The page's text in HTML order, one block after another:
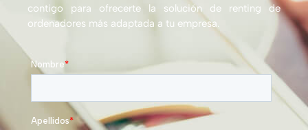
contigo para ofrecerte la solución de renting de
ordenadores más adaptada a tu empresa.